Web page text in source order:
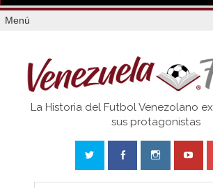
Menú
La Historia del Futbol Venezolano
sus protagonistas